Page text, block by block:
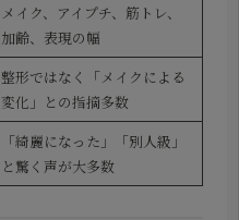
メイク、アイプチ、筋トレ、
加齢、表現の幅
整形ではなく「メイクによる
変化」との指摘多数
「綺麗になった」「別人級」
と驚く声が大多数